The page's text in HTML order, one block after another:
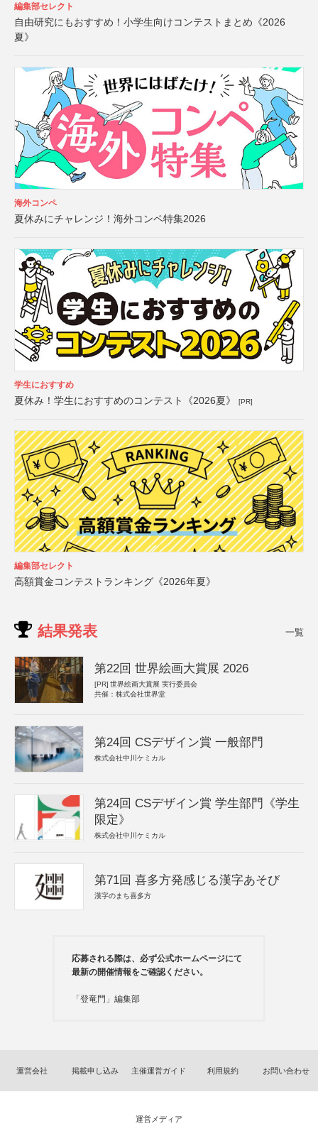
編集部セレクト
自由研究にもおすすめ！小学生向けコンテストまとめ《2026
夏》
海外コンペ
夏休みにチャレンジ！海外コンペ特集2026
学生におすすめ
夏休み！学生におすすめのコンテスト《2026夏》 [PR]
編集部セレクト
高額賞金コンテストランキング《2026年夏》
結果発表 一覧
第22回 世界絵画大賞展 2026
[PR] 世界絵画大賞展 実行委員会
共催：株式会社世界堂
第24回 CSデザイン賞 一般部門
株式会社中川ケミカル
第24回 CSデザイン賞 学生部門《学生
限定》
株式会社中川ケミカル
第71回 喜多方発感じる漢字あそび
漢字のまち喜多方
応募される際は、必ず公式ホームページにて
最新の開催情報をご確認ください。
「登竜門」編集部
運営会社 掲載申し込み 主催運営ガイド 利用規約 お問い合わせ
運営メディア